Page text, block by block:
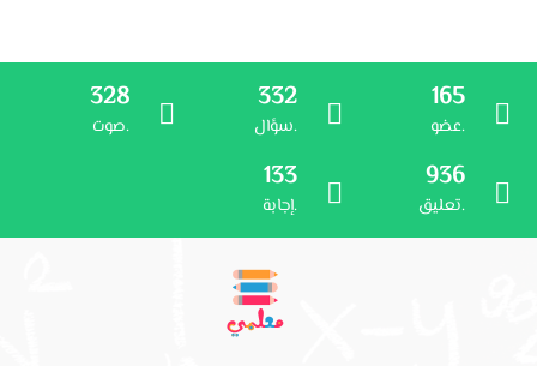
165
عضو.
332
سؤال.
328
صوت.
936
تعليق.
133
إجابة.